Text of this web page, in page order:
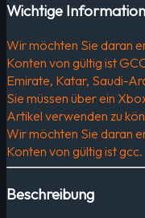
Wichtige Information
Wir möchten Sie daran
Konten von gültig ist
Emirate, Katar, Saudi-
Sie müssen über ein
Artikel verwenden zu
Wir möchten Sie daran
Konten von gültig ist gcc.
Beschreibung